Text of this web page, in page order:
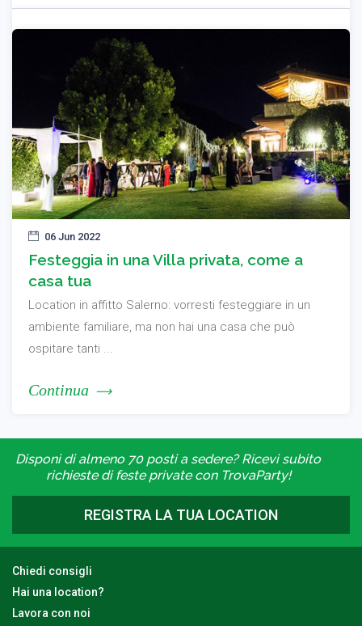
06 Jun 2022
Festeggia in una Villa privata, come a
casa tua
Location in affitto Salerno: vorresti festeggiare in un
ambiente familiare, ma non hai una casa che può
ospitare tanti ...
Continua
Disponi di almeno 70 posti a sedere? Ricevi subito
richieste di feste private con TrovaParty!
REGISTRA LA TUA LOCATION
Chiedi consigli
Hai una location?
Lavora con noi